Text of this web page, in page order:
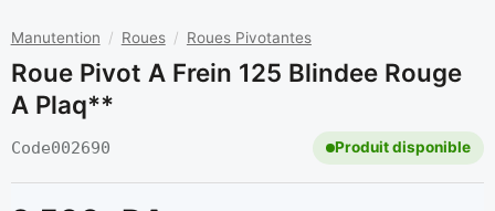
Manutention / Roues / Roues Pivotantes
Roue Pivot A Frein 125 Blindee Rouge
A Plaq**
Code002690 Produit disponible